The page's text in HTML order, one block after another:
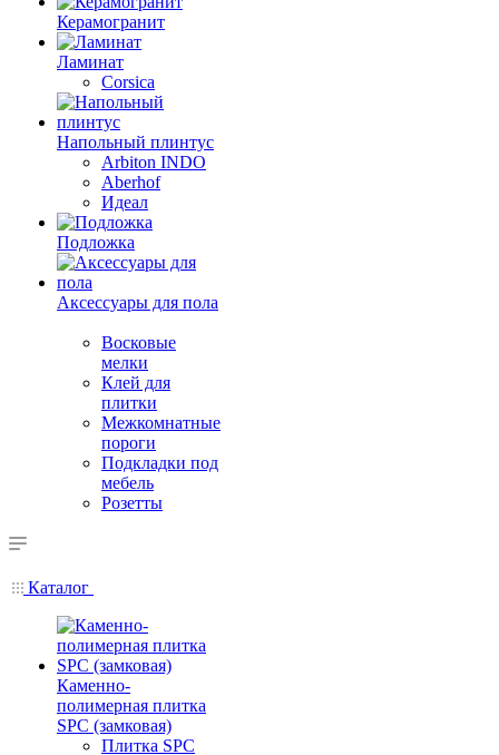
Керамогранит
Ламинат
Corsica
Напольный плинтус
Arbiton INDO
Aberhof
Идеал
Подложка
Аксессуары для пола
Восковые
мелки
Клей для
плитки
Межкомнатные
пороги
Подкладки под
мебель
Розетты
Каталог
Каменно-
полимерная плитка
SPC (замковая)
Плитка SPC